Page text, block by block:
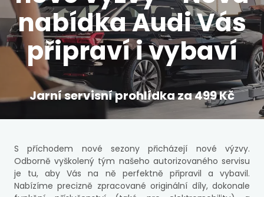
nabídka Audi Vás
připraví i vybaví
Jarní servisní prohlídka za 499 Kč
S příchodem nové sezony přicházejí nové výzvy.
Odborně vyškolený tým našeho autorizovaného servisu
je tu, aby Vás na ně perfektně připravil a vybavil.
Nabízíme precizně zpracované originální díly, dokonale